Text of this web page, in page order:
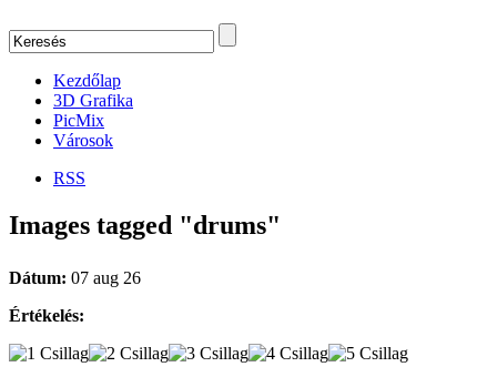
Kezdőlap
3D Grafika
PicMix
Városok
RSS
Images tagged "drums"
Dátum: 07 aug 26
Értékelés: